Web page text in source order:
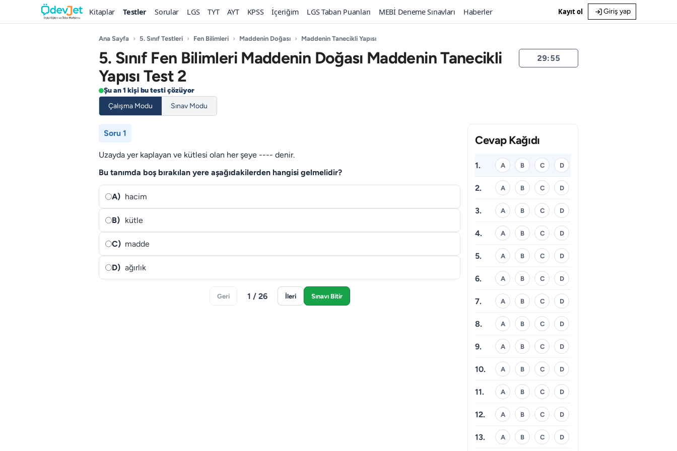
Kitaplar Testler Sorular LGS TYT AYT KPSS İçeriğim LGS Taban Puanları MEBİ Deneme Sınavları Haberler Kayıt ol Giriş yap
Ana Sayfa › 5. Sınıf Testleri › Fen Bilimleri › Maddenin Doğası › Maddenin Tanecikli Yapısı
5. Sınıf Fen Bilimleri Maddenin Doğası Maddenin Tanecikli
Yapısı Test 2
Şu an 1 kişi bu testi çözüyor
Çalışma Modu
Sınav Modu
29:55
Soru 1
Uzayda yer kaplayan ve kütlesi olan her şeye ---- denir.
Bu tanımda boş bırakılan yere aşağıdakilerden hangisi gelmelidir?
A) hacim
B) kütle
C) madde
D) ağırlık
Geri 1 / 26 İleri Sınavı Bitir
Cevap Kağıdı
1. A B C D
2. A B C D
3. A B C D
4. A B C D
5. A B C D
6. A B C D
7. A B C D
8. A B C D
9. A B C D
10. A B C D
11. A B C D
12. A B C D
13. A B C D